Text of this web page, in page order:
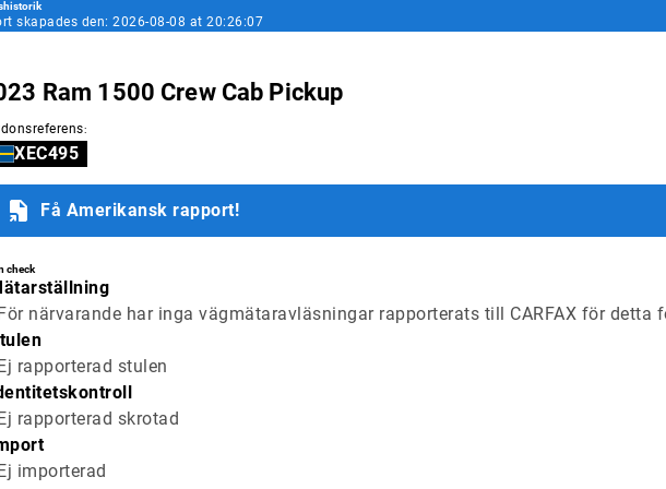
skapades den: 2026-08-08 at 20:26:07
Ram 1500 Crew Cab Pickup
:
XEC495
Få Amerikansk rapport!
check
närvarande har inga vägmätaravläsningar rapporterats till CARFAX för detta
rapporterad stulen
rapporterad skrotad
importerad